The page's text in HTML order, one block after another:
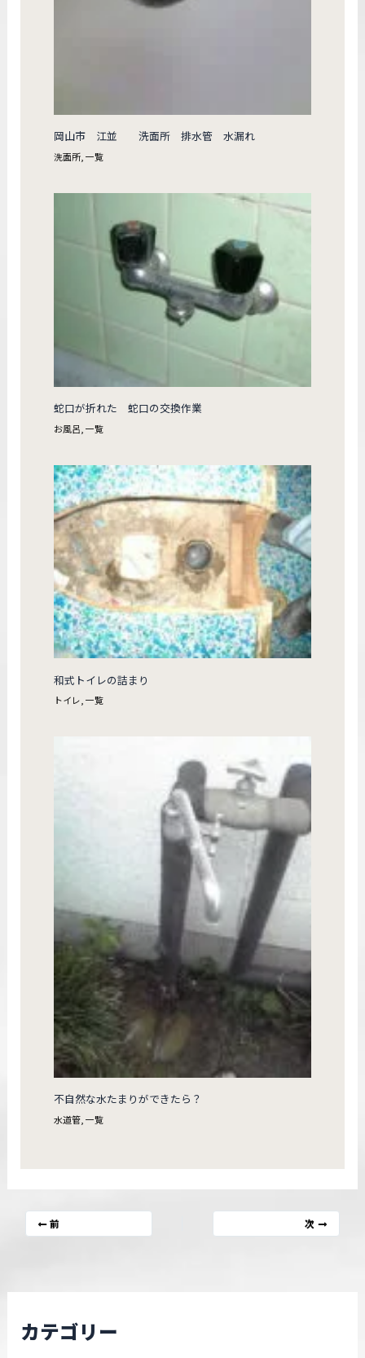
岡山市 江並 洗面所 排水管 水漏れ
洗面所 ,一覧
蛇口が折れた 蛇口の交換作業
お風呂 ,一覧
和式トイレの詰まり
トイレ,一覧
不自然な水たまりができたら？
水道管 ,一覧
前 次
カテゴリー